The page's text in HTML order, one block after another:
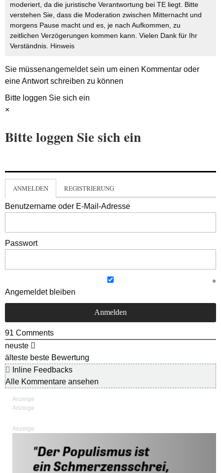
moderiert, da die juristische Verantwortung bei TE liegt. Bitte
verstehen Sie, dass die Moderation zwischen Mitternacht und
morgens Pause macht und es, je nach Aufkommen, zu
zeitlichen Verzögerungen kommen kann. Vielen Dank für Ihr
Verständnis. Hinweis
Sie müssenangemeldetsein um einen Kommentar oder
eine Antwort schreiben zu können
Bitte loggen Sie sich ein
×
Bitte loggen Sie sich ein
ANMELDEN REGISTRIERUNG
Benutzername oder E-Mail-Adresse
Passwort
Angemeldet bleiben
91 Comments
neuste
älteste beste Bewertung
Inline Feedbacks
Alle Kommentare ansehen
Anzeige